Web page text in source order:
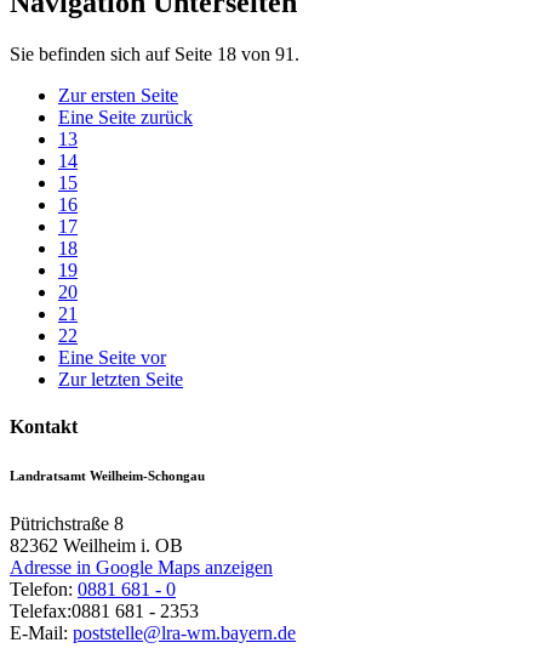
Sie befinden sich auf Seite 18 von 91.
Zur ersten Seite
Eine Seite zurück
13
14
15
16
17
18
19
20
21
22
Eine Seite vor
Zur letzten Seite
Kontakt
Landratsamt Weilheim-Schongau
Pütrichstraße 8
82362 Weilheim i. OB
Adresse in Google Maps anzeigen
Telefon: 0881 681 - 0
Telefax:0881 681 - 2353
E-Mail: poststelle@lra-wm.bayern.de